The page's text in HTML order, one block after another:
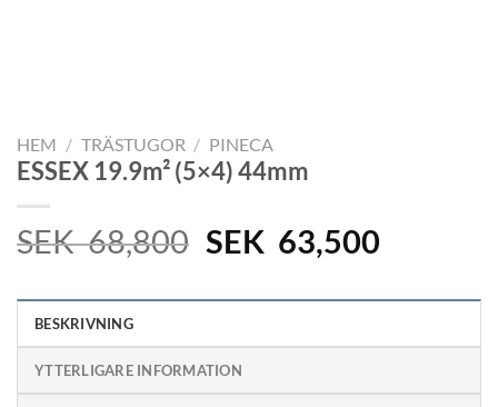
HEM / TRÄSTUGOR / PINECA
ESSEX 19.9m² (5×4) 44mm
SEK68,800 Det
priset
SEK
68,800.
SEK 63,500Det
priset
63,500.
BESKRIVNING
YTTERLIGARE INFORMATION